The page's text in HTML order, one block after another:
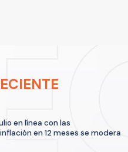
en línea con las
en 12 meses se modera